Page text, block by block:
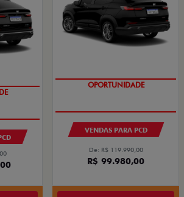
OPORTUNIDADE
VENDAS PARA PCD
De: R$ 119.990,00
R$ 99.980,00